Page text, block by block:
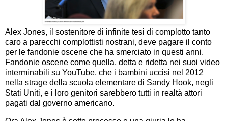
Alex Jones, il sostenitore di infinite tesi di complotto tanto
caro a parecchi complottisti nostrani, deve pagare il conto
per le fandonie oscene che ha smerciato in questi anni.
Fandonie oscene come quella, detta e ridetta nei suoi video
interminabili su YouTube, che i bambini uccisi nel 2012
nella strage della scuola elementare di Sandy Hook, negli
Stati Uniti, e i loro genitori sarebbero tutti in realtà attori
pagati dal governo americano.